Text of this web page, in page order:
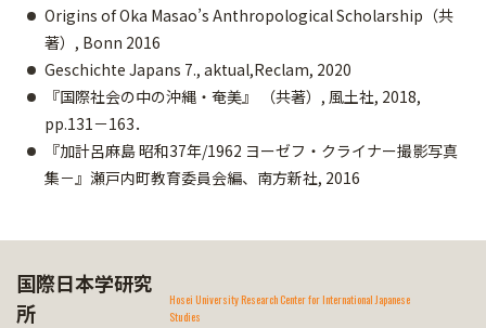
Origins of Oka Masao’s Anthropological Scholarship（共
著）, Bonn 2016
Geschichte Japans 7., aktual,Reclam, 2020
『国際社会の中の沖縄・奄美』 （共著）, 風土社, 2018,
pp.131－163．
『加計呂麻島 昭和37年/1962 ヨーゼフ・クライナー撮影写真
集－』瀬戸内町教育委員会編、南方新社, 2016
国際日本学研究
所
Hosei University Research Center for International Japanese
Studies